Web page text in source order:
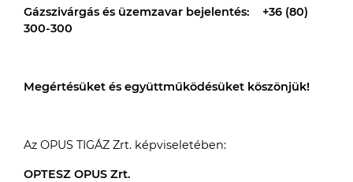
Gázszivárgás és üzemzavar bejelentés: +36 (80)
300-300
Megértésüket és együttműködésüket köszönjük!
Az OPUS TIGÁZ Zrt. képviseletében:
OPTESZ OPUS Zrt.